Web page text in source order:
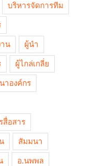
บริหารจัดการทีม
น ผู้นำ
ผู้ไกล่เกลี่ย
าองค์กร
สื่อสาร
สัมมนา
อ.นพพล